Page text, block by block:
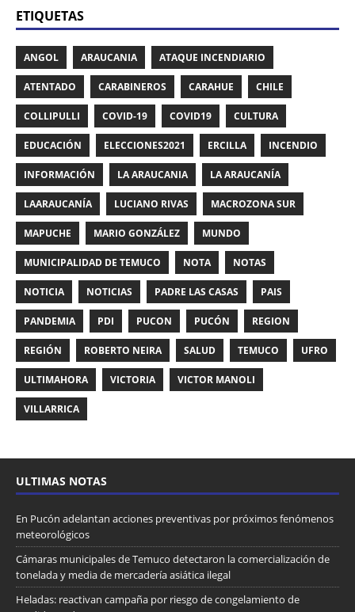
ETIQUETAS
ANGOL ARAUCANIA ATAQUE INCENDIARIO
ATENTADO CARABINEROS CARAHUE CHILE
COLLIPULLI COVID-19 COVID19 CULTURA
EDUCACIÓN ELECCIONES2021 ERCILLA INCENDIO
INFORMACIÓN LA ARAUCANIA LA ARAUCANÍA
LAARAUCANÍA LUCIANO RIVAS MACROZONA SUR
MAPUCHE MARIO GONZÁLEZ MUNDO
MUNICIPALIDAD DE TEMUCO NOTA NOTAS
NOTICIA NOTICIAS PADRE LAS CASAS PAIS
PANDEMIA PDI PUCON PUCÓN REGION
REGIÓN ROBERTO NEIRA SALUD TEMUCO UFRO
ULTIMAHORA VICTORIA VICTOR MANOLI
VILLARRICA
ULTIMAS NOTAS
En Pucón adelantan acciones preventivas por próximos fenómenos
meteorológicos
Cámaras municipales de Temuco detectaron la comercialización de
tonelada y media de mercadería asiática ilegal
Heladas: reactivan campaña por riesgo de congelamiento de